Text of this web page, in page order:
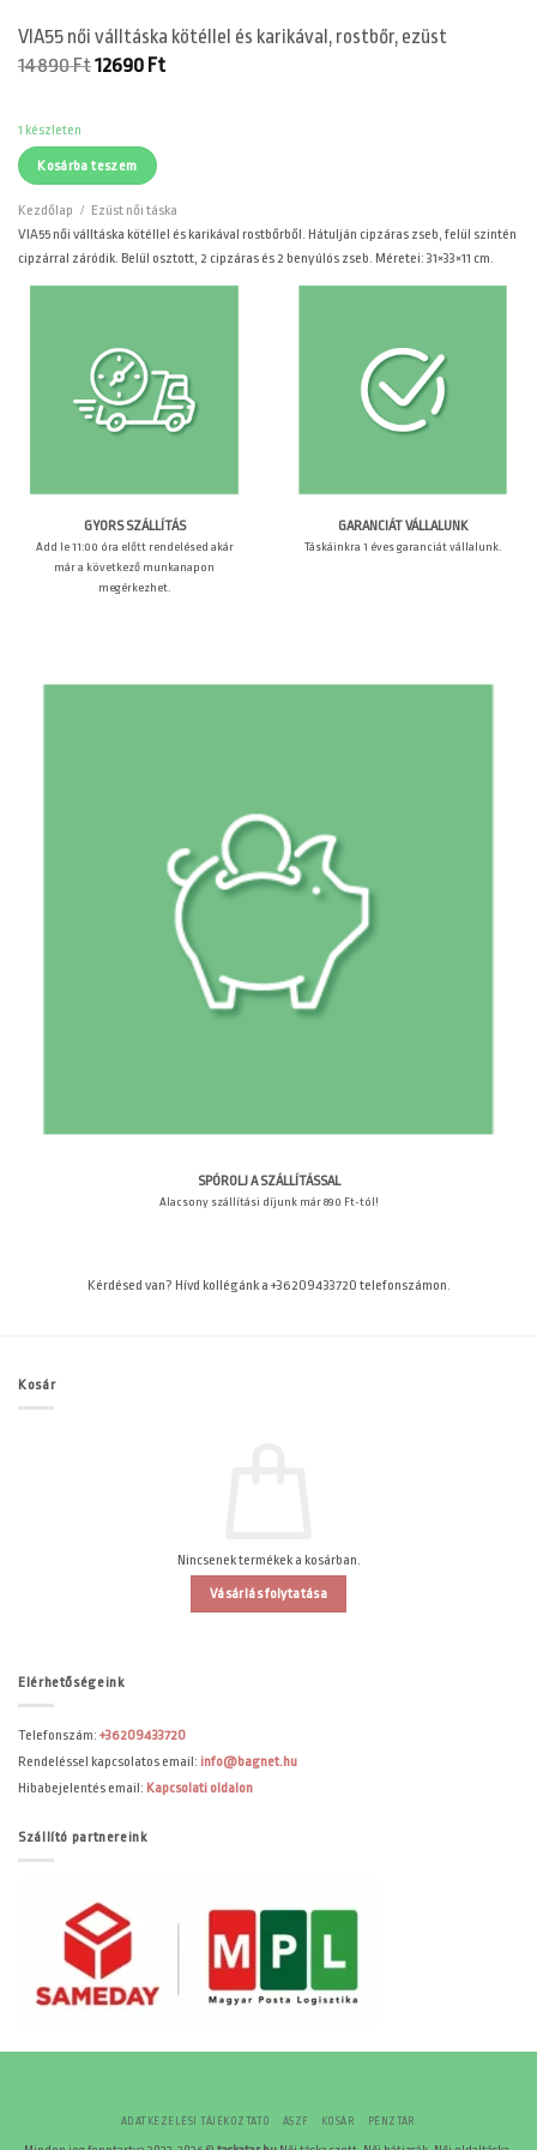
VIA55 női válltáska kötéllel és karikával, rostbőr, ezüst
14890FtOriginal
12690 FtCurrent
1 készleten
Kosárba teszem
Kezdőlap / Ezüst női táska
VIA55 női válltáska kötéllel és karikával rostbőrből. Hátulján cipzáras zseb, felül szintén
cipzárral záródik. Belül osztott, 2 cipzáras és 2 benyúlós zseb. Méretei: 31×33×11 cm.
GYORS SZÁLLÍTÁS
Add le 11:00 óra előtt rendelésed akár
már a következő munkanapon
megérkezhet.
GARANCIÁT VÁLLALUNK
Táskáinkra 1 éves garanciát vállalunk.
SPÓROLJ A SZÁLLÍTÁSSAL
Alacsony szállítási díjunk már 890 Ft-tól!
Kérdésed van? Hívd kollégánk a +36209433720 telefonszámon.
Kosár
Nincsenek termékek a kosárban.
Vásárlás folytatása
Elérhetőségeink
Telefonszám: +36209433720
Rendeléssel kapcsolatos email: info@bagnet.hu
Hibabejelentés email: Kapcsolati oldalon
Szállító partnereink
ADATKEZELÉSI TÁJÉKOZTATÓ ÁSZF KOSÁR PÉNZTÁR